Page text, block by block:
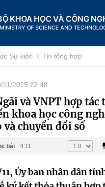
KHOA HỌC VÀ CÔNG
MINISTRY OF SCIENCE AND
Sự kiện Tin tổng hợp
11/2025 22:48
và VNPT hợp tác
khoa học công
và chuyển đổi số
bài 4:11
Ủy ban nhân dân